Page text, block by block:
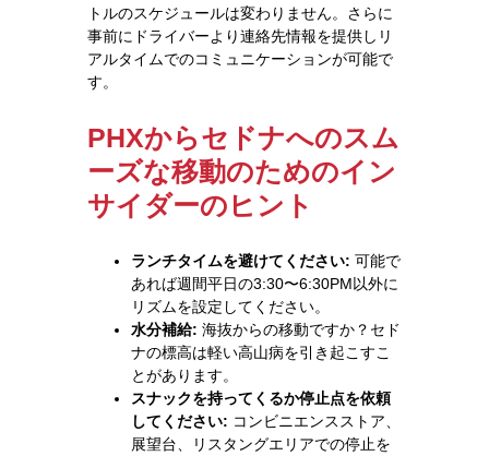
トルのスケジュールは変わりません。さらに
事前にドライバーより連絡先情報を提供しリ
アルタイムでのコミュニケーションが可能で
す。
PHXからセドナへのスム
ーズな移動のためのイン
サイダーのヒント
ランチタイムを避けてください: 可能で
あれば週間平日の3:30〜6:30PM以外に
リズムを設定してください。
水分補給: 海抜からの移動ですか？セド
ナの標高は軽い高山病を引き起こすこ
とがあります。
スナックを持ってくるか停止点を依頼
してください: コンビニエンスストア、
展望台、リスタングエリアでの停止を